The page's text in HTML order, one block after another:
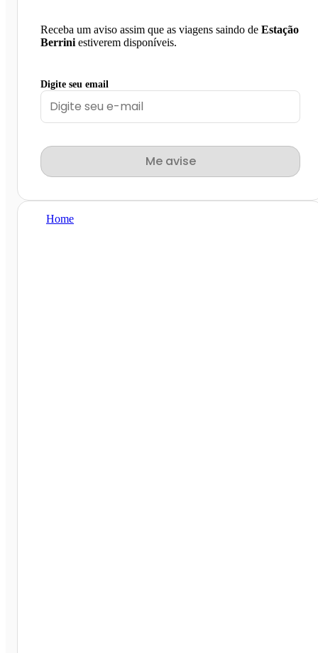
Receba um aviso assim que as viagens saindo de Estação
Berrini estiverem disponíveis.
Digite seu email
Me avise
Home